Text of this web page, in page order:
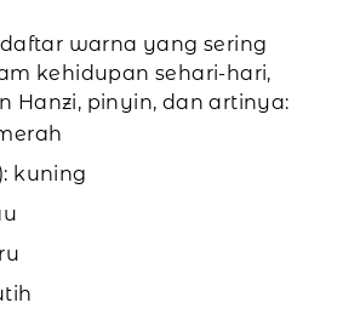
warna yang sering
kehidupan sehari-hari,
Hanzi, pinyin, dan artinya:
kuning